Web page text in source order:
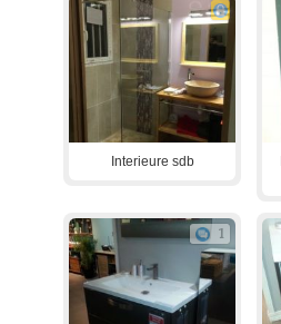
Interieure sdb
1